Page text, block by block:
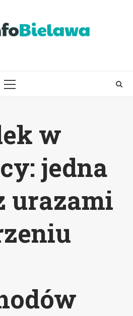
PRIMARY
w
jedna
urazami